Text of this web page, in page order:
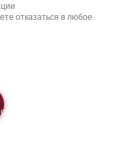
отказаться в любое